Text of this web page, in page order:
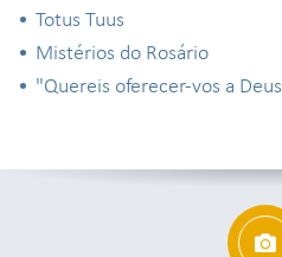
Totus Tuus
Mistérios do Rosário
"Quereis oferecer-vos a